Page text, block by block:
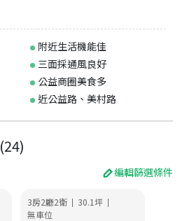
附近生活機能佳
三面採通風良好
公益商圈美食多
近公益路、美村路
(24)
編輯篩選條件
3房2廳2衛 | 30.1坪 |
無車位